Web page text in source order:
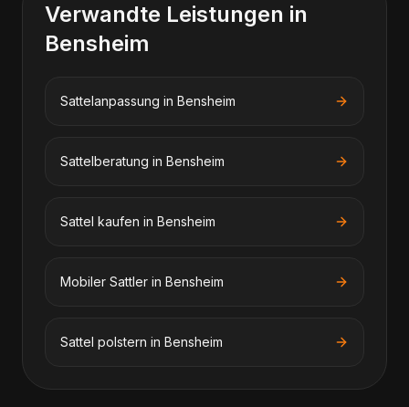
Verwandte Leistungen in
Bensheim
Sattelanpassung in Bensheim
Sattelberatung in Bensheim
Sattel kaufen in Bensheim
Mobiler Sattler in Bensheim
Sattel polstern in Bensheim